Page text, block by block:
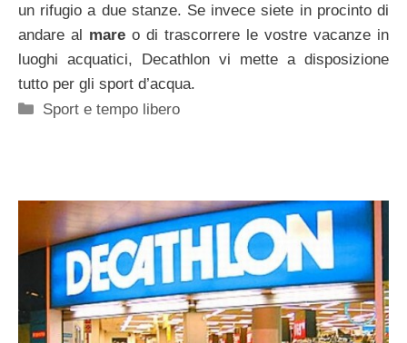
un rifugio a due stanze. Se invece siete in procinto di
andare al mare o di trascorrere le vostre vacanze in
luoghi acquatici, Decathlon vi mette a disposizione
tutto per gli sport d’acqua.
Categorie
Sport e tempo libero